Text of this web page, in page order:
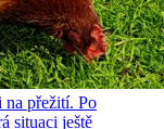
na přežití. Po
situaci ještě